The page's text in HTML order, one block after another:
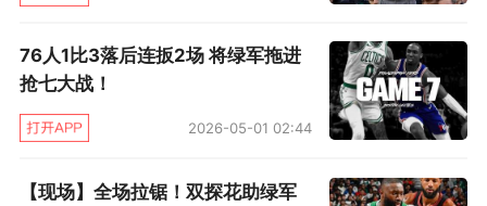
在铁了整整两场后，绿军的手感今天终于回暖。
半场打完凯尔特人的三分命中率来到63.2%，而
尼克斯的投篮，三分，罚球三项命中率加在一起
甚至没有破百。塔图姆在三分线外一步射入两记
束尼克斯落后25分，今天的危险来得更早一点。
76人1比3落后连扳2场 将绿军拖进
抢七大战！
2026-05-01 02:44
【现场】全场拉锯！双探花助绿军